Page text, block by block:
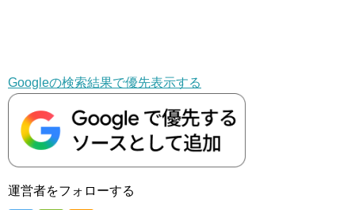
Googleの検索結果で優先表示する
運営者をフォローする